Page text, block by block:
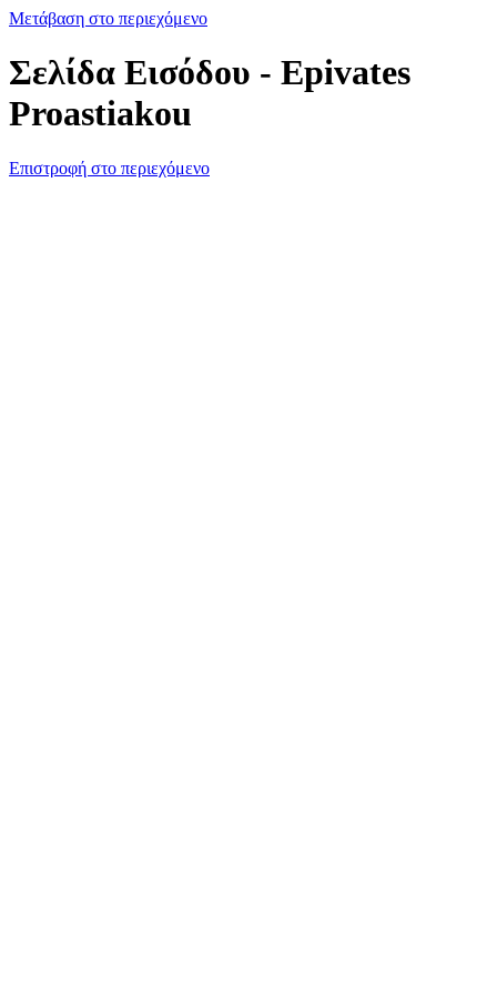
Μετάβαση στο περιεχόμενο
Σελίδα Εισόδου - Epivates
Proastiakou
Επιστροφή στο περιεχόμενο